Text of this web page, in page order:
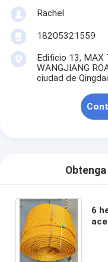
Rachel
18205321559
Edificio 13, MAX
WANGJIANG
ciudad de
6